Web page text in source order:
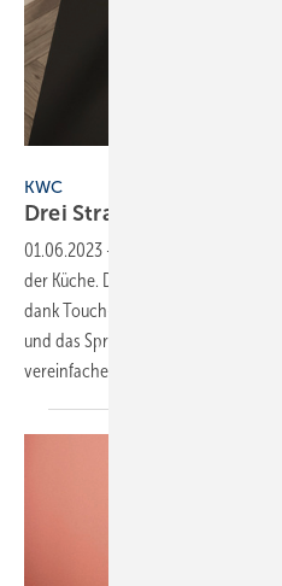
KWC
Drei Strahlarten
01.06.2023 -
der Küche. Die Auszugsbrause zum
dank Touch-Protect, der
und das Spray-Clean-Brausesieb
vereinfachen die Reinigung.